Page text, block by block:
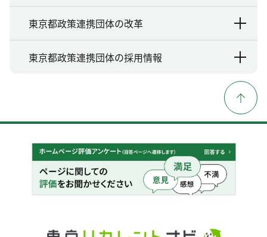
東京都政策連携団体の改革
東京都政策連携団体の採用情報